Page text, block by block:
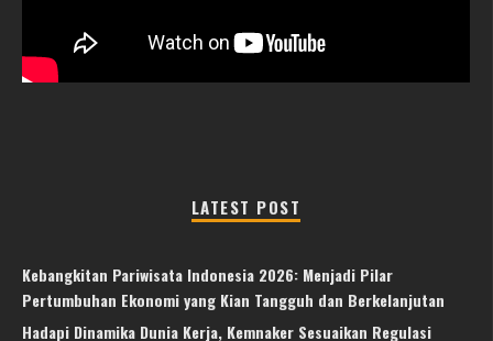
LATEST POST
Kebangkitan Pariwisata Indonesia 2026: Menjadi Pilar
Pertumbuhan Ekonomi yang Kian Tangguh dan Berkelanjutan
Hadapi Dinamika Dunia Kerja, Kemnaker Sesuaikan Regulasi